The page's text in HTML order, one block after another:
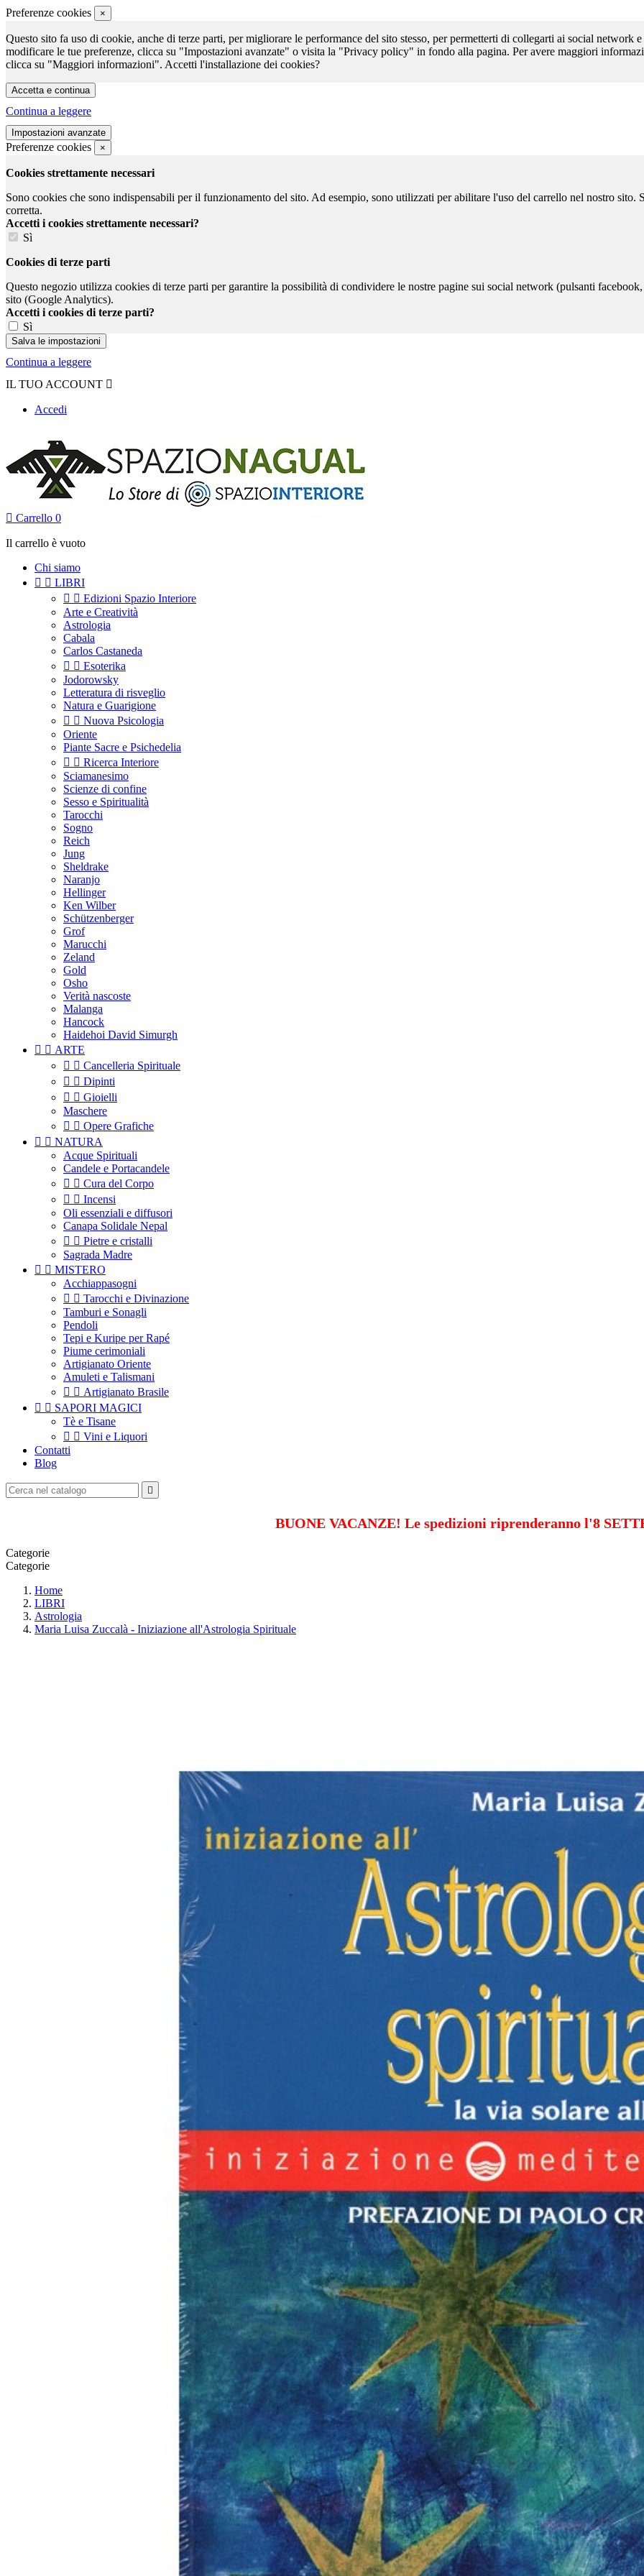
Preferenze cookies ×
Questo sito fa uso di cookie, anche di terze parti, per migliorare le performance del sito stesso, per permetterti di collegarti ai social network
modificare le tue preferenze, clicca su "Impostazioni avanzate" o visita la "Privacy policy" in fondo alla pagina. Per avere maggiori
clicca su "Maggiori informazioni". Accetti l'installazione dei cookies?
Continua a leggere
Preferenze cookies ×
Cookies strettamente necessari
Sono cookies che sono indispensabili per il funzionamento del sito. Ad esempio, sono utilizzati per abilitare l'uso del carrello nel nostro sito.
corretta.
Accetti i cookies strettamente necessari?
Sì
Cookies di terze parti
Questo negozio utilizza cookies di terze parti per garantire la possibilità di condividere le nostre pagine sui social network (pulsanti
sito (Google Analytics).
Accetti i cookies di terze parti?
Sì
Continua a leggere
IL TUO ACCOUNT 
Accedi
 Carrello 0
Il carrello è vuoto
Chi siamo
  LIBRI
  Edizioni Spazio Interiore
Arte e Creatività
Astrologia
Cabala
Carlos Castaneda
  Esoterika
Jodorowsky
Letteratura di risveglio
Natura e Guarigione
  Nuova Psicologia
Oriente
Piante Sacre e Psichedelia
  Ricerca Interiore
Sciamanesimo
Scienze di confine
Sesso e Spiritualità
Tarocchi
Sogno
Reich
Jung
Sheldrake
Naranjo
Hellinger
Ken Wilber
Schützenberger
Grof
Marucchi
Zeland
Gold
Osho
Verità nascoste
Malanga
Hancock
Haidehoi David Simurgh
  ARTE
  Cancelleria Spirituale
  Dipinti
  Gioielli
Maschere
  Opere Grafiche
  NATURA
Acque Spirituali
Candele e Portacandele
  Cura del Corpo
  Incensi
Oli essenziali e diffusori
Canapa Solidale Nepal
  Pietre e cristalli
Sagrada Madre
  MISTERO
Acchiappasogni
  Tarocchi e Divinazione
Tamburi e Sonagli
Pendoli
Tepi e Kuripe per Rapé
Piume cerimoniali
Artigianato Oriente
Amuleti e Talismani
  Artigianato Brasile
  SAPORI MAGICI
Tè e Tisane
  Vini e Liquori
Contatti
Blog

BUONE VACANZE! Le spedizioni riprenderanno l'8
Categorie
Categorie
Home
LIBRI
Astrologia
Maria Luisa Zuccalà - Iniziazione all'Astrologia Spirituale